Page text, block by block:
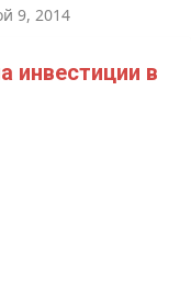
9, 2014
инвестиции в